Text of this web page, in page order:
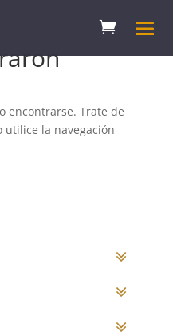
encontrarse. Trate de
utilice la navegación